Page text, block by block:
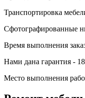
Транспортировка
Сфотографированные
Время выполнения
Нами дана гарантия -
Место выполнения